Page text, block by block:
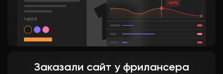
Заказали сайт у фрилансера